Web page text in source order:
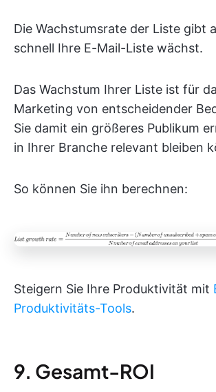
Die Wachstumsrate der Liste gibt
schnell Ihre E-Mail-Liste wächst.
Das Wachstum Ihrer Liste ist für
Marketing von entscheidender
Sie damit ein größeres Publikum
in Ihrer Branche relevant bleiben
So können Sie ihn berechnen:
Steigern Sie Ihre Produktivität mit
Produktivitäts-Tools.
9. Gesamt-ROI